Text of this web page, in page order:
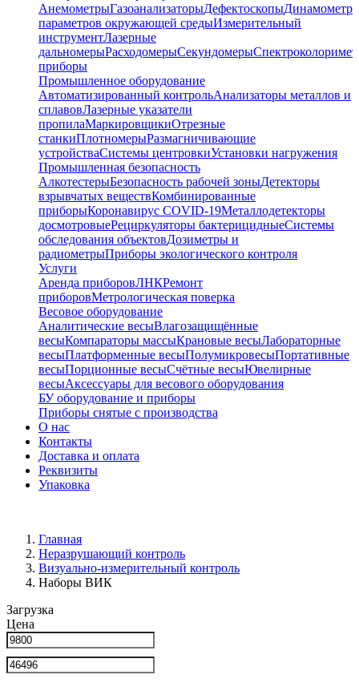
АнемометрыГазоанализаторыДефектоскопы
параметров окружающей средыИзмерительный
инструментЛазерные
дальномерыРасходомерыСекундомеры
приборы
Промышленное оборудование
Автоматизированный контрольАнализаторы металлов и
сплавовЛазерные указатели
пропилаМаркировщикиОтрезные
станкиПлотномерыРазмагничивающие
устройстваСистемы центровкиУстановки нагружения
Промышленная безопасность
АлкотестерыБезопасность рабочей зоныДетекторы
взрывчатых веществКомбинированные
приборыКоронавирус COVID-19Металлодетекторы
досмотровыеРециркуляторы бактерицидныеСистемы
обследования объектовДозиметры и
радиометрыПриборы экологического контроля
Услуги
Аренда приборовЛНКРемонт
приборовМетрологическая поверка
Весовое оборудование
Аналитические весыВлагозащищённые
весыКомпараторы массыКрановые весыЛабораторные
весыПлатформенные весыПолумикровесыПортативные
весыПорционные весыСчётные весыЮвелирные
весыАксессуары для весового оборудования
БУ оборудование и приборы
Приборы снятые с производства
О нас
Контакты
Доставка и оплата
Реквизиты
Упаковка
Главная
Неразрушающий контроль
Визуально-измерительный контроль
Наборы ВИК
Загрузка
Цена